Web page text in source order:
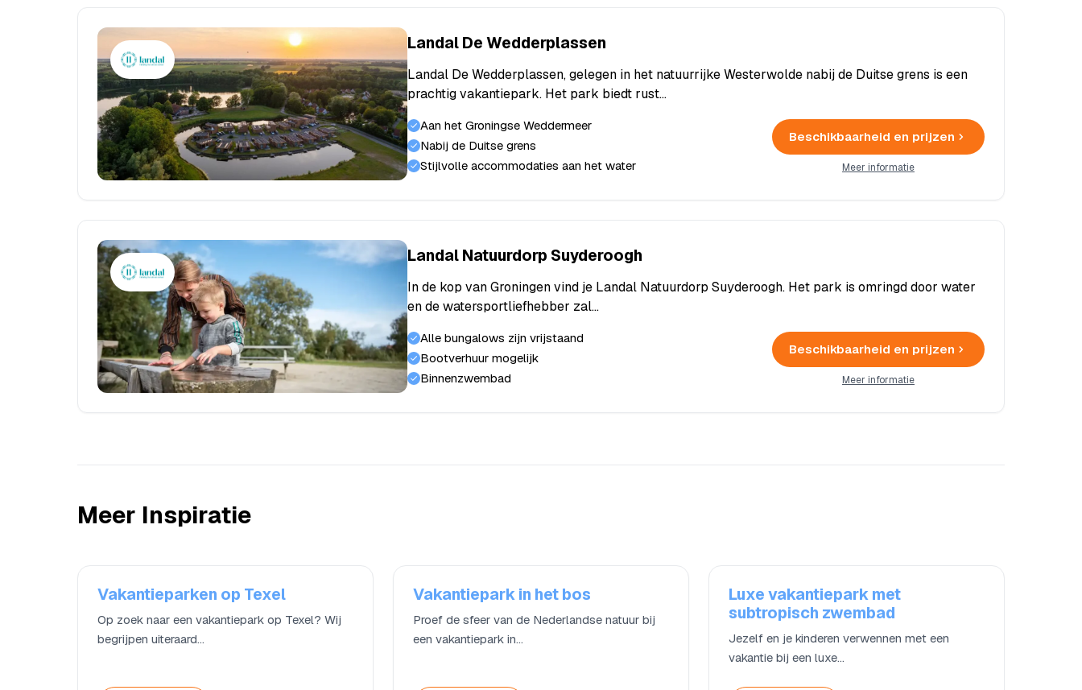
Landal De Wedderplassen
Landal De Wedderplassen, gelegen in het natuurrijke Westerwolde nabij de Duitse grens is een
prachtig vakantiepark. Het park biedt rust…
Aan het Groningse Weddermeer
Nabij de Duitse grens
Stijlvolle accommodaties aan het water
Beschikbaarheid en prijzen
Meer informatie
Landal Natuurdorp Suyderoogh
In de kop van Groningen vind je Landal Natuurdorp Suyderoogh. Het park is omringd door water
en de watersportliefhebber zal…
Alle bungalows zijn vrijstaand
Bootverhuur mogelijk
Binnenzwembad
Beschikbaarheid en prijzen
Meer informatie
Meer Inspiratie
Vakantieparken op Texel
Op zoek naar een vakantiepark op Texel? Wij
begrijpen uiteraard…
Vakantiepark in het bos
Proef de sfeer van de Nederlandse natuur bij
een vakantiepark in…
Luxe vakantiepark met
subtropisch zwembad
Jezelf en je kinderen verwennen met een
vakantie bij een luxe…